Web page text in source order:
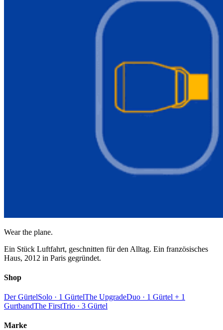
Wear the plane.
Ein Stück Luftfahrt, geschnitten für den Alltag. Ein französisches
Haus, 2012 in Paris gegründet.
Shop
Der GürtelSolo · 1 GürtelThe UpgradeDuo · 1 Gürtel + 1
GurtbandThe FirstTrio · 3 Gürtel
Marke